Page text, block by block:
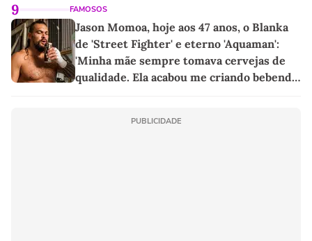
9 FAMOSOS
Jason Momoa, hoje aos 47 anos, o Blanka
de 'Street Fighter' e eterno 'Aquaman':
'Minha mãe sempre tomava cervejas de
qualidade. Ela acabou me criando bebendo
PUBLICIDADE